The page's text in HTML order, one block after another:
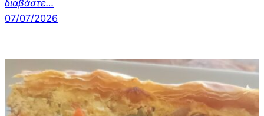
διαβάστε…
07/07/2026